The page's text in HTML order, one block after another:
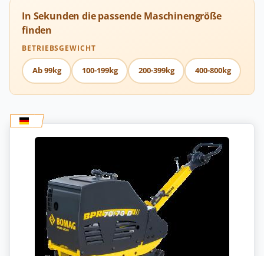
In Sekunden die passende Maschinengröße
finden
BETRIEBSGEWICHT
Ab 99kg 100-199kg 200-399kg 400-800kg